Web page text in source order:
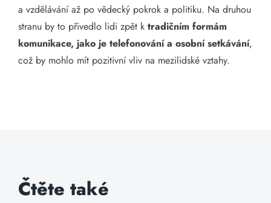
a vzdělávání až po vědecký pokrok a politiku. Na druhou
stranu by to přivedlo lidi zpět k tradičním formám
komunikace, jako je telefonování a osobní setkávání,
což by mohlo mít pozitivní vliv na mezilidské vztahy.
Čtěte také